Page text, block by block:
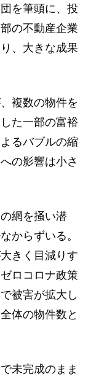
を筆頭に、投
の不動産企業
、大きな成果
複数の物件を
た一部の富裕
るバブルの縮
の影響は小さ
網を掻い潜
からずいる。
きく目減りす
ロコロナ政策
被害が拡大し
体の物件数と
未完成のまま